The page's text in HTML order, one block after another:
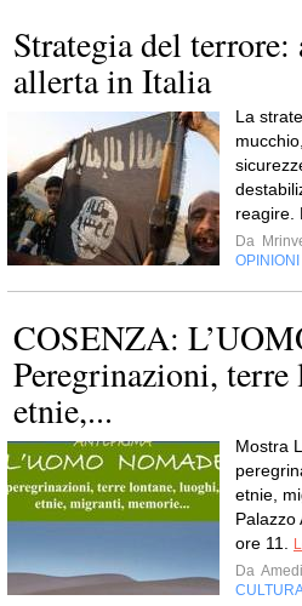
Strategia del
allerta in Italia
La
reagire.
Da
OPINIONI
COSENZA:
Peregrinazioni,
etnie,...
Mostra
etnie,
Palazzo
ore 11.
Da